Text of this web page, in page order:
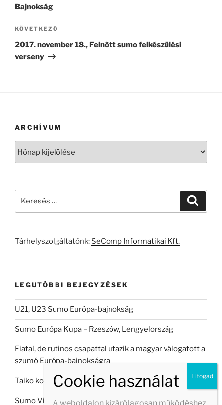
Bajnokság
Következő
bejegyzés
KÖVETKEZŐ
2017. november 18., Felnőtt sumo felkészülési
verseny
ARCHÍVUM
Tárhelyszolgáltatónk: SeComp Informatikai Kft.
LEGUTÓBBI BEJEGYZÉSEK
U21, U23 Sumo Európa-bajnokság
Sumo Európa Kupa – Rzeszów, Lengyelország
Fiatal, de rutinos csapattal utazik a magyar válogatott a
szumó Európa-bajnokságra
Taiko koncert Veszprémban
Sumo Világbajnokság 2026
A weboldalon kizárólagosan működéshez